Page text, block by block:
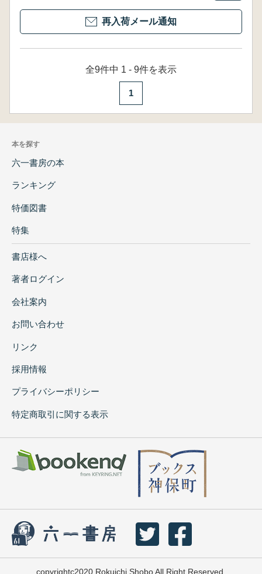
再入荷メール通知
全9件中 1 - 9件を表示
1
本を探す
六一書房の本
ランキング
特価図書
特集
書店様へ
著者ログイン
会社案内
お問い合わせ
リンク
採用情報
プライバシーポリシー
特定商取引に関する表示
copyrightc2020 Rokuichi Shobo All Right Reserved.